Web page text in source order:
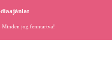
jog fenntartva!